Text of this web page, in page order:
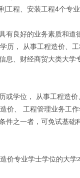
程、安装工程4个专
良好的业务素质和道
， 从事工程造价、工
、财经商贸大类大学
学位， 从事工程造价
、 工程管理业务工作
之一者，可免试基础
专业学士学位的大学